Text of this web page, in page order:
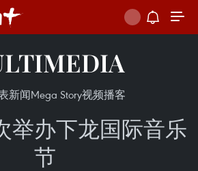
新闻Mega Story视频播客
举办下龙国际音乐
节